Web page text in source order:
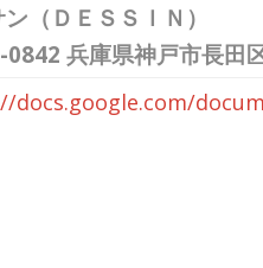
（ＤＥＳＳＩＮ）
0842 兵庫県神戸市長田
docs.google.com/